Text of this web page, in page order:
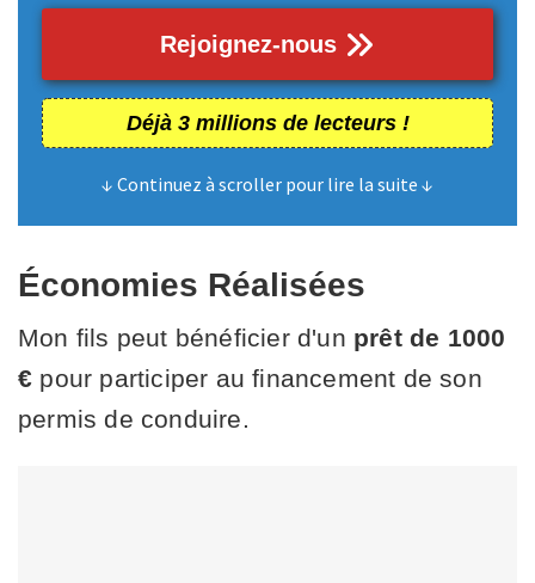
Rejoignez-nous
Déjà 3 millions de lecteurs !
↓ Continuez à scroller pour lire la suite ↓
Économies Réalisées
Mon fils peut bénéficier d'un prêt de 1000
€ pour participer au financement de son
permis de conduire.